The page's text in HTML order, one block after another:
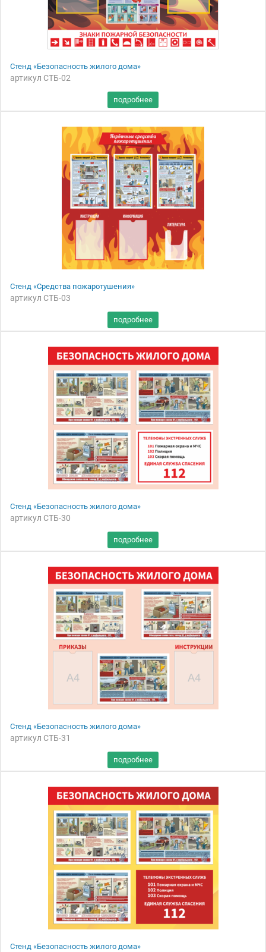
Стенд «Безопасность жилого дома»
артикул СТБ-02
Стенд «Средства пожаротушения»
артикул СТБ-03
Стенд «Безопасность жилого дома»
артикул СТБ-30
Стенд «Безопасность жилого дома»
артикул СТБ-31
Стенд «Безопасность жилого дома»